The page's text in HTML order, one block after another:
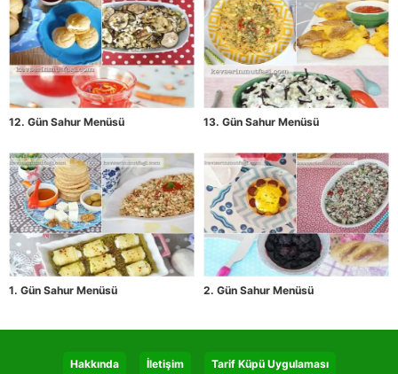
12. Gün Sahur Menüsü 13. Gün Sahur Menüsü
1. Gün Sahur Menüsü 2. Gün Sahur Menüsü
Hakkında İletişim Tarif Küpü Uygulaması